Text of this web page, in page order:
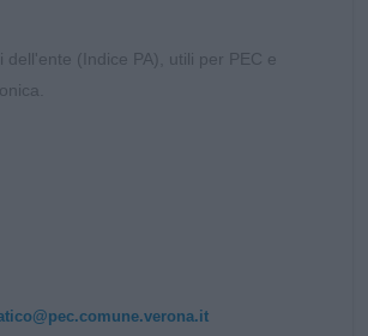
dell'ente (Indice PA), utili per PEC e